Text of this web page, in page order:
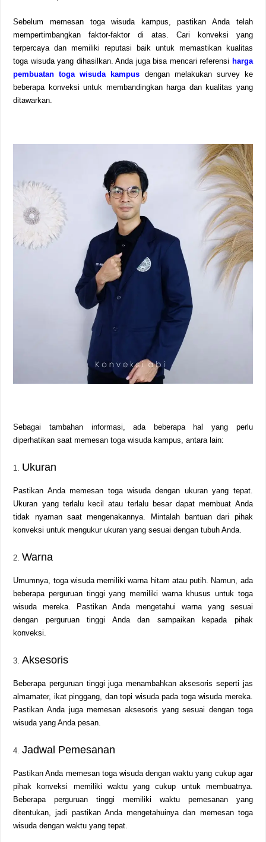
Sebelum memesan toga wisuda kampus, pastikan Anda telah
mempertimbangkan faktor-faktor di atas. Cari konveksi yang
terpercaya dan memiliki reputasi baik untuk memastikan kualitas
toga wisuda yang dihasilkan. Anda juga bisa mencari referensi harga
pembuatan toga wisuda kampus dengan melakukan survey ke
beberapa konveksi untuk membandingkan harga dan kualitas yang
ditawarkan.
Sebagai tambahan informasi, ada beberapa hal yang perlu
diperhatikan saat memesan toga wisuda kampus, antara lain:
Ukuran
Pastikan Anda memesan toga wisuda dengan ukuran yang tepat.
Ukuran yang terlalu kecil atau terlalu besar dapat membuat Anda
tidak nyaman saat mengenakannya. Mintalah bantuan dari pihak
konveksi untuk mengukur ukuran yang sesuai dengan tubuh Anda.
Warna
Umumnya, toga wisuda memiliki warna hitam atau putih. Namun, ada
beberapa perguruan tinggi yang memiliki warna khusus untuk toga
wisuda mereka. Pastikan Anda mengetahui warna yang sesuai
dengan perguruan tinggi Anda dan sampaikan kepada pihak
konveksi.
Aksesoris
Beberapa perguruan tinggi juga menambahkan aksesoris seperti jas
almamater, ikat pinggang, dan topi wisuda pada toga wisuda mereka.
Pastikan Anda juga memesan aksesoris yang sesuai dengan toga
wisuda yang Anda pesan.
Jadwal Pemesanan
Pastikan Anda memesan toga wisuda dengan waktu yang cukup agar
pihak konveksi memiliki waktu yang cukup untuk membuatnya.
Beberapa perguruan tinggi memiliki waktu pemesanan yang
ditentukan, jadi pastikan Anda mengetahuinya dan memesan toga
wisuda dengan waktu yang tepat.